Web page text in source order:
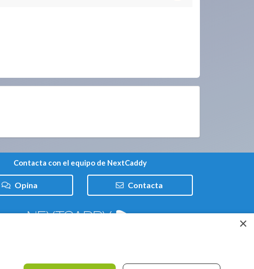
Contacta con el equipo de NextCaddy
Opina Contacta
×